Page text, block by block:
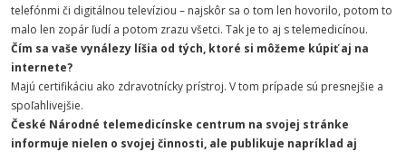
telefónmi či digitálnou televíziou – najskôr sa o tom len hovorilo, potom to
malo len zopár ľudí a potom zrazu všetci. Tak je to aj s telemedicínou.
Čím sa vaše vynálezy líšia od tých, ktoré si môžeme kúpiť aj na
internete?
Majú certifikáciu ako zdravotnícky prístroj. V tom prípade sú presnejšie a
spoľahlivejšie.
České Národné telemedicínske centrum na svojej stránke
informuje nielen o svojej činnosti, ale publikuje napríklad aj